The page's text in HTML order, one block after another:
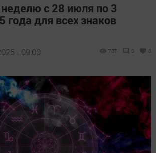
неделю с 28 июля по 3
года для всех знаков
- 09:00 707 0 0